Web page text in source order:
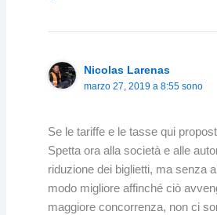
Nicolas Larenas
marzo 27, 2019 a 8:55 sono
Se le tariffe e le tasse qui
Spetta ora alla società e alle
riduzione dei biglietti, ma senza
modo migliore affinché ciò
maggiore concorrenza, non ci